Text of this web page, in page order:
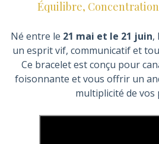
Équilibre,
Né entre le 21 mai et le 21 juin,
un esprit vif, communicatif et
Ce bracelet est conçu pour
foisonnante et vous offrir un
multiplicité de vos